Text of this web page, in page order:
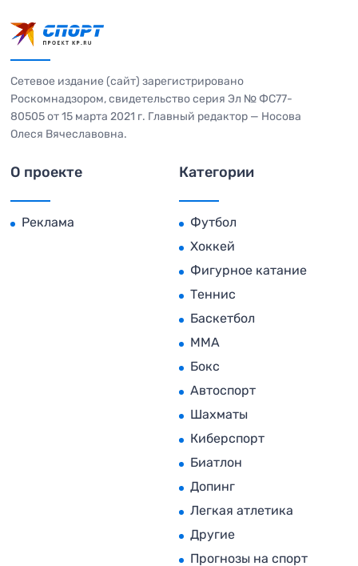
Сетевое издание (сайт) зарегистрировано
Роскомнадзором, свидетельство серия Эл № ФС77-
80505 от 15 марта 2021 г. Главный редактор — Носова
Олеся Вячеславовна.
О проекте
Реклама
Категории
Футбол
Хоккей
Фигурное катание
Теннис
Баскетбол
MMA
Бокс
Автоспорт
Шахматы
Киберспорт
Биатлон
Допинг
Легкая атлетика
Другие
Прогнозы на спорт